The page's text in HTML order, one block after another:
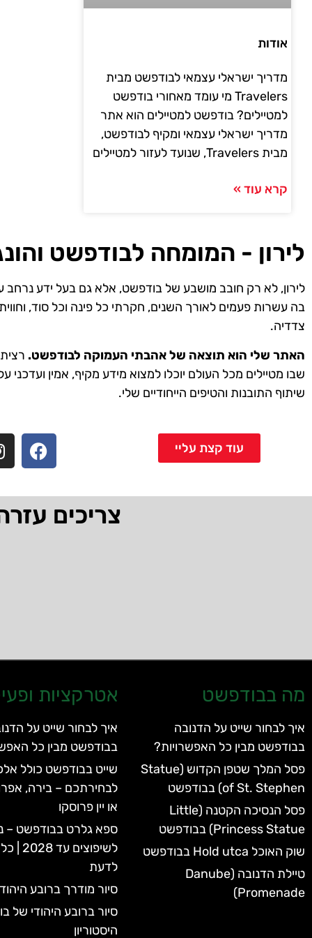
אודות
מדריך ישראלי עצמאי לבודפשט מבית
Travelers מי עומד מאחורי בודפשט
למטיילים? בודפשט למטיילים הוא אתר
מדריך ישראלי עצמאי ומקיף לבודפשט,
מבית Travelers, שנועד לעזור למטיילים
קרא עוד »
לירון - המומחה לבודפשט
לירון, לא רק חובב מושבע של בודפשט, אלא גם בעל ידע נרחב
בה עשרות פעמים לאורך השנים, חקרתי כל פינה וכל סוד,
צדדיה.
האתר שלי הוא תוצאה של אהבתי העמוקה לבודפשט.
שבו מטיילים מכל העולם יוכלו למצוא מידע מקיף, אמין ועדכני
שיתוף התובנות והטיפים הייחודיים שלי.
עוד קצת עליי
צריכים
מה בבודפשט
איך לבחור שייט על הדנובה
בבודפשט מבין כל האפשרויות?
פסל המלך שטפן הקדוש (Statue
of St. Stephen) בבודפשט
פסל הנסיכה הקטנה (Little
Princess Statue) בבודפשט
שוק האוכל Hold utca בבודפשט
טיילת הדנובה (Danube
Promenade)
אטרקציות
איך לבחור שייט על
בבודפשט מבין כל
שייט בבודפשט כולל
לבחירתכם – בירה,
או יין פרוסקו
ספא גלרט בבודפשט –
לדעת
סיור מודרך ברובע
סיור ברובע היהודי של
היסטוריון